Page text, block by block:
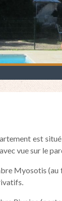
est
vue sur le
Myosotis (au